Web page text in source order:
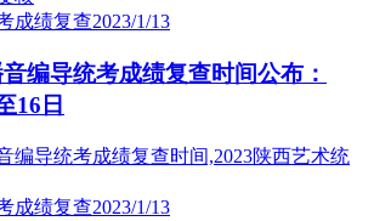
成绩复查2023/1/13
编导统考成绩复查时间公布：
16日
成绩复查2023/1/13